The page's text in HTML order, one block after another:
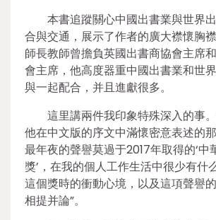
本書追蹤關心中國出書業與世界
合與交通，展示了作者的廣大襟懷胸
師長教師曾擔負英國出書商協會主席
會主席，他高度器重中國出書業和世
與一起配合，并且進獻很多。
這里講兩件我印象特殊深入的事
他在中文版的序文中滿懷密意表述的
最年夜的聲譽莫過于2017年取得的‘中
獎’，在我的個人工作生活中很少有什
這個獎時的衝動心境，以及這項聲譽
相提并論”。